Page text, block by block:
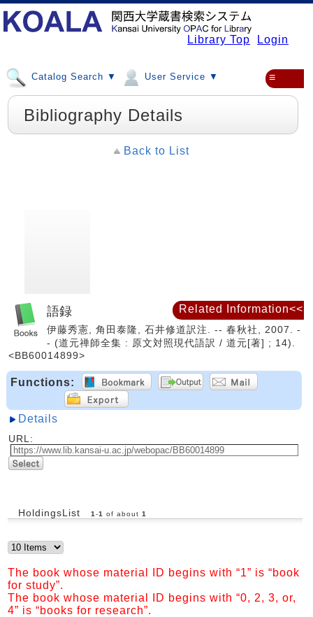
Library Top Login
Catalog Search ▼ User Service ▼ ≡
Bibliography Details
Back to List
語録
伊藤秀憲, 角田泰隆, 石井修道訳注. -- 春秋社, 2007. -
- (道元禅師全集 : 原文対照現代語訳 / 道元[著] ; 14).
<BB60014899>
Functions:
Details
URL:
HoldingsList 1 -1 of about 1
The book whose material ID begins with “1” is “book
for study”.
The book whose material ID begins with “0, 2, 3, or,
4” is “books for research”.
Related Information<<